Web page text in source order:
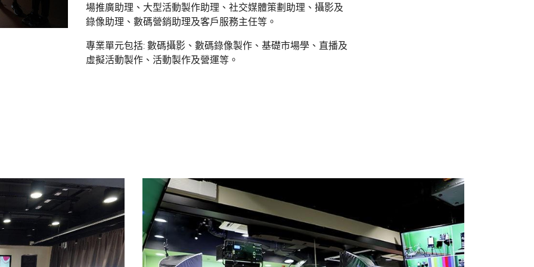
場推廣助理、大型活動製作助理、社交媒體策劃助理、攝影及
錄像助理、數碼營銷助理及客戶服務主任等。
專業單元包括: 數碼攝影、數碼錄像製作、基礎市場學、直播及
虛擬活動製作、活動製作及營運等。